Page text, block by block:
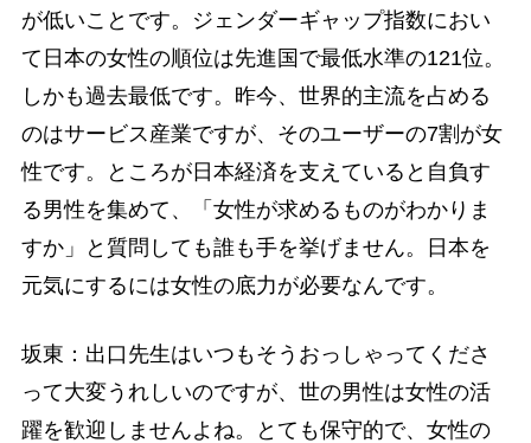
が低いことです。ジェンダーギャップ指数におい
て日本の女性の順位は先進国で最低水準の121位。
しかも過去最低です。昨今、世界的主流を占める
のはサービス産業ですが、そのユーザーの7割が女
性です。ところが日本経済を支えていると自負す
る男性を集めて、「女性が求めるものがわかりま
すか」と質問しても誰も手を挙げません。日本を
元気にするには女性の底力が必要なんです。
坂東：出口先生はいつもそうおっしゃってくださ
って大変うれしいのですが、世の男性は女性の活
躍を歓迎しませんよね。とても保守的で、女性の